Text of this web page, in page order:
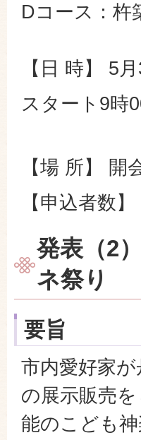
Dコース：杵
【日 時】 5
スタート9時
【場 所】
【申込者数
発表（2
ネ祭り
要旨
市内愛好家
の展示販売
能のこども